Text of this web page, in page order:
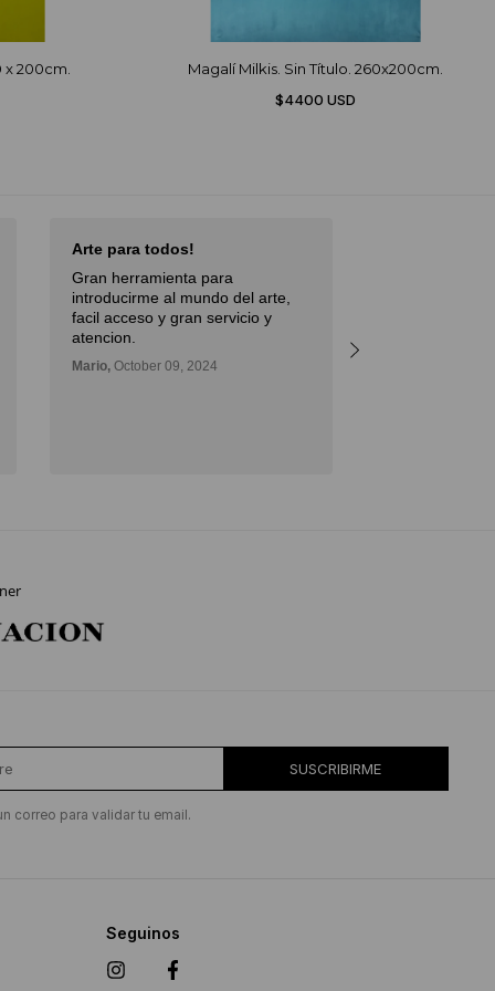
x 200cm.
Magalí Milkis. Sin Título. 260x200cm.
$4400 USD
Arte para todos!
Gran herramienta para
introducirme al mundo del arte,
facil acceso y gran servicio y
atencion.
Mario, October 09, 2024
SUSCRIBIRME
correo para validar tu email.
Seguinos